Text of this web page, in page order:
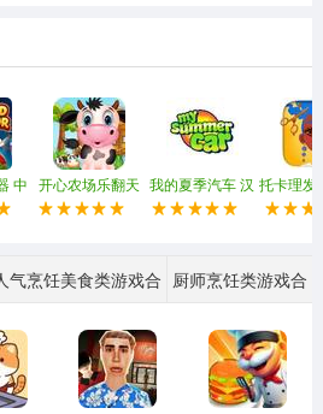
中 开心农场乐翻天 我的夏季汽车 汉
化版
托卡理发
正
气烹饪美食类游戏合 厨师烹饪类游戏合
集